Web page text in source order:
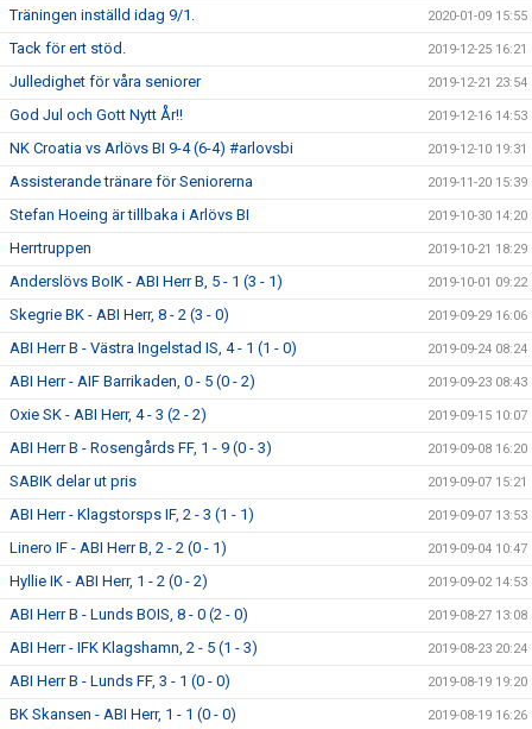
Träningen inställd idag 9/1. 2020-01-09 15:55
Tack för ert stöd. 2019-12-25 16:21
Julledighet för våra seniorer 2019-12-21 23:54
God Jul och Gott Nytt År!! 2019-12-16 14:53
NK Croatia vs Arlövs BI 9-4 (6-4) #arlovsbi 2019-12-10 19:31
Assisterande tränare för Seniorerna 2019-11-20 15:39
Stefan Hoeing är tillbaka i Arlövs BI 2019-10-30 14:20
Herrtruppen 2019-10-21 18:29
Anderslövs BoIK - ABI Herr B, 5 - 1 (3 - 1) 2019-10-01 09:22
Skegrie BK - ABI Herr, 8 - 2 (3 - 0) 2019-09-29 16:06
ABI Herr B - Västra Ingelstad IS, 4 - 1 (1 - 0) 2019-09-24 08:24
ABI Herr - AIF Barrikaden, 0 - 5 (0 - 2) 2019-09-23 08:43
Oxie SK - ABI Herr, 4 - 3 (2 - 2) 2019-09-15 10:07
ABI Herr B - Rosengårds FF, 1 - 9 (0 - 3) 2019-09-08 16:20
SABIK delar ut pris 2019-09-07 15:21
ABI Herr - Klagstorsps IF, 2 - 3 (1 - 1) 2019-09-07 13:53
Linero IF - ABI Herr B, 2 - 2 (0 - 1) 2019-09-04 10:47
Hyllie IK - ABI Herr, 1 - 2 (0 - 2) 2019-09-02 14:53
ABI Herr B - Lunds BOIS, 8 - 0 (2 - 0) 2019-08-27 13:08
ABI Herr - IFK Klagshamn, 2 - 5 (1 - 3) 2019-08-23 20:24
ABI Herr B - Lunds FF, 3 - 1 (0 - 0) 2019-08-19 19:20
BK Skansen - ABI Herr, 1 - 1 (0 - 0) 2019-08-19 16:26